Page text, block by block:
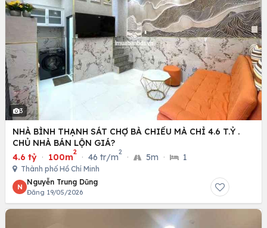
3
NHÀ BÌNH THẠNH SÁT CHỢ BÀ CHIỂU MÀ CHỈ 4.6 T.Ỷ .
CHỦ NHÀ BÁN LỘN GIÁ?
4.6 tỷ · 100m
2
· 46 tr/m
2
· 5m · 1
Thành phố Hồ Chí Minh
N
Nguyễn Trung Dũng
Đăng 19/05/2026